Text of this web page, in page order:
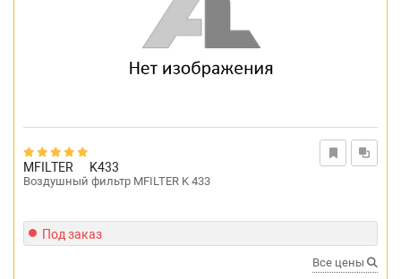
MFILTER K433
Воздушный фильтр MFILTER K 433
Под заказ
Все цены